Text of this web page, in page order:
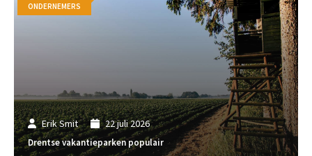
Erik Smit 22 juli 2026
Drentse vakantieparken populair
ONDERNEMERS